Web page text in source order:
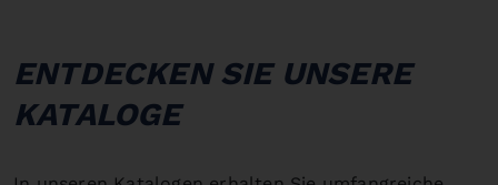
ENTDECKEN SIE UNSERE
KATALOGE